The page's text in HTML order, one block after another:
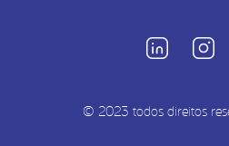
© 2023 todos direitos